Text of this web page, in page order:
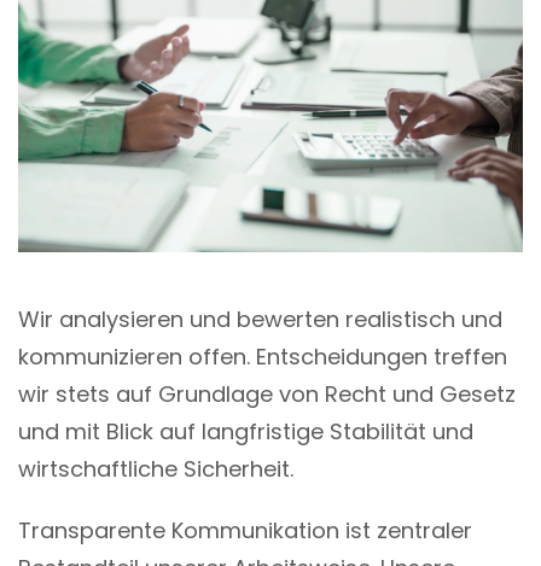
Wir analysieren und bewerten realistisch und
kommunizieren offen. Entscheidungen treffen
wir stets auf Grundlage von Recht und Gesetz
und mit Blick auf langfristige Stabilität und
wirtschaftliche Sicherheit.
Transparente Kommunikation ist zentraler